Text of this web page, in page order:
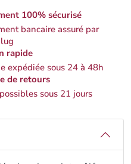
100% sécurisé
bancaire assuré par
rapide
expédiée sous 24 à 48h
de retours
sous 21 jours